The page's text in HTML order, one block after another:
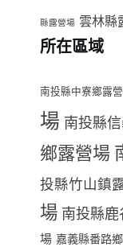
縣露營場 雲林縣
所在區域
南投縣中寮鄉露
場 南投縣
鄉露營場
投縣竹山鎮
場 南投縣
場 嘉義縣番路